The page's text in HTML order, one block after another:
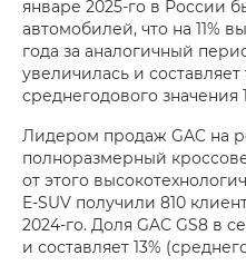
январе 2025‑го в России
автомобилей, что на 11%
года за аналогичный
увеличилась и составляет
среднегодового значения
Лидером продаж GAC на
полноразмерный
от этого
E‑SUV получили 810
2024‑го. Доля GAC GS8 в
и составляет 13%